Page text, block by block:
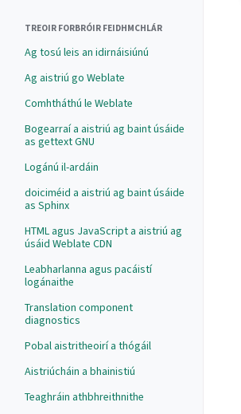
TREOIR FORBRÓIR FEIDHMCHLÁR
Ag tosú leis an idirnáisiúnú
Ag aistriú go Weblate
Comhtháthú le Weblate
Bogearraí a aistriú ag baint úsáide
as gettext GNU
Logánú il-ardáin
doiciméid a aistriú ag baint úsáide
as Sphinx
HTML agus JavaScript a aistriú ag
úsáid Weblate CDN
Leabharlanna agus pacáistí
logánaithe
Translation component
diagnostics
Pobal aistritheoirí a thógáil
Aistriúcháin a bhainistiú
Teaghráin athbhreithnithe